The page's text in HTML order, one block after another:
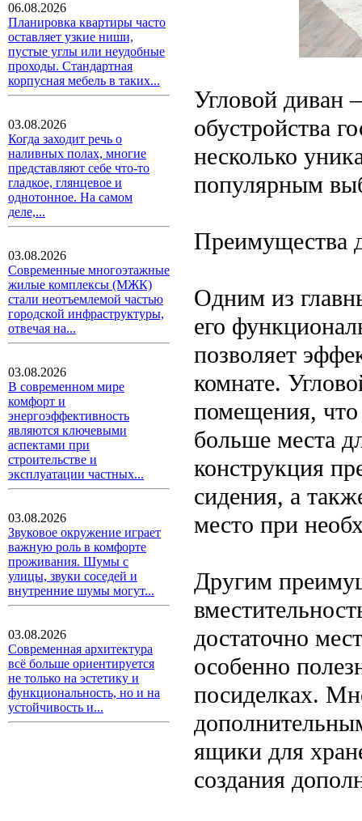
06.08.2026
Планировка квартиры часто
оставляет узкие ниши,
пустые углы или неудобные
проходы. Стандартная
корпусная мебель в таких...
03.08.2026
Когда заходит речь о
наливных полах, многие
представляют себе что-то
гладкое, глянцевое и
однотонное. На самом
деле,...
03.08.2026
Современные многоэтажные
жилые комплексы (МЖК)
стали неотъемлемой частью
городской инфраструктуры,
отвечая на...
03.08.2026
В современном мире
комфорт и
энергоэффективность
являются ключевыми
аспектами при
строительстве и
эксплуатации частных...
03.08.2026
Звуковое окружение играет
важную роль в комфорте
проживания. Шумы с
улицы, звуки соседей и
внутренние шумы могут...
03.08.2026
Современная архитектура
всё больше ориентируется
не только на эстетику и
функциональность, но и на
устойчивость и...
Угловой диван
обустройства
несколько
популярным
Преимущества
Одним из
его
позволяет
комнате.
помещения, что
больше места
конструкция
сидения, а
место при
Другим
достаточно
особенно
посиделках.
ящики для
создания